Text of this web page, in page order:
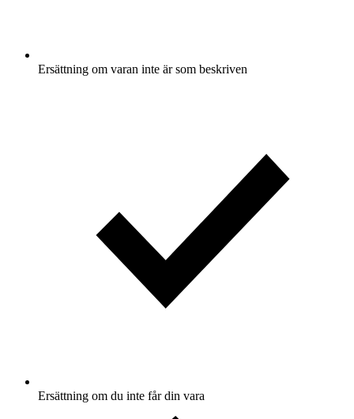
Ersättning om varan inte är som beskriven
Ersättning om du inte får din vara